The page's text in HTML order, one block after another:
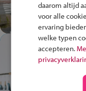
daarom altijd
voor alle
ervaring
welke typen
accepteren.